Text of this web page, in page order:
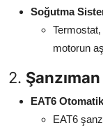
Soğutma
motorun
2.
EAT6
EAT6